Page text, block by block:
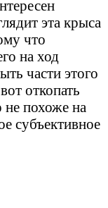
эта крыса
что
на ход
части этого
откопать
не похоже на
субъективное